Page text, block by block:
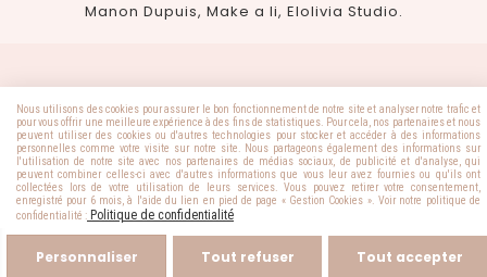
Manon Dupuis, Make a li, Elolivia Studio.
Paiement simple et
sécurisé
Livraison Réunion, Outre-
Mer, et France
metropolitaire
Nous utilisons des cookies pour assurer le bon fonctionnement de notre site et analyser notre trafic et
pour vous offrir une meilleure expérience à des fins de statistiques. Pour cela, nos partenaires et nous
peuvent utiliser des cookies ou d'autres technologies pour stocker et accéder à des informations
personnelles comme votre visite sur notre site. Nous partageons également des informations sur
l'utilisation de notre site avec nos partenaires de médias sociaux, de publicité et d'analyse, qui
peuvent combiner celles-ci avec d'autres informations que vous leur avez fournies ou qu'ils ont
collectées lors de votre utilisation de leurs services. Vous pouvez retirer votre consentement,
enregistré pour 6 mois, à l'aide du lien en pied de page « Gestion Cookies ». Voir notre politique de
confidentialité : Politique de confidentialité
Personnaliser Tout refuser Tout accepter